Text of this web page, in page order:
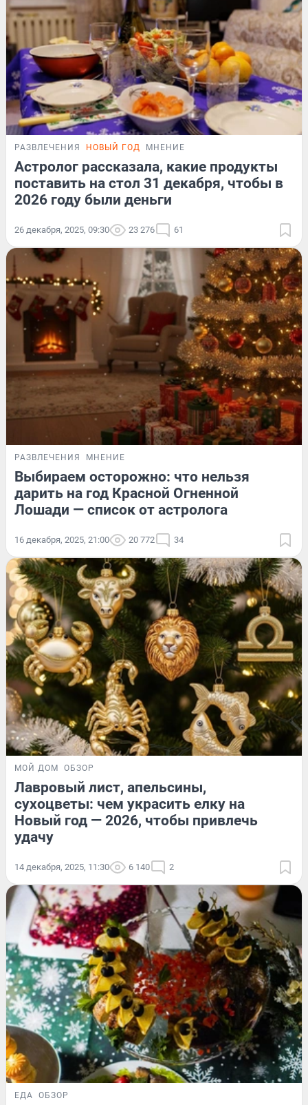
РАЗВЛЕЧЕНИЯ НОВЫЙ ГОД МНЕНИЕ
Астролог рассказала, какие продукты
поставить на стол 31 декабря, чтобы в
2026 году были деньги
26 декабря, 2025, 09:30 23 276 61
РАЗВЛЕЧЕНИЯ МНЕНИЕ
Выбираем осторожно: что нельзя
дарить на год Красной Огненной
Лошади — список от астролога
16 декабря, 2025, 21:00 20 772 34
МОЙ ДОМ ОБЗОР
Лавровый лист, апельсины,
сухоцветы: чем украсить елку на
Новый год — 2026, чтобы привлечь
удачу
14 декабря, 2025, 11:30 6 140 2
ЕДА ОБЗОР